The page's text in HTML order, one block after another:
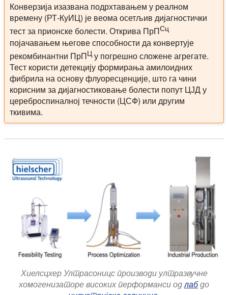
Конверзија изазвана подрхтавањем у реалном
времену (РТ-КуИЦ) је веома осетљив дијагностички
тест за прионске болести. Открива ПрПСц
појачавањем његове способности да конвертује
рекомбинантни ПрПЦ у погрешно сложене агрегате.
Тест користи детекцију формирања амилоидних
фибрила на основу флуоресценције, што га чини
корисним за дијагностиковање болести попут ЦЈД у
цереброспиналној течности (ЦСФ) или другим
ткивима.
Хиелсцхер Ултрасоницс производи ултразвучне
хомогенизаторе високих перформанси одлабдо